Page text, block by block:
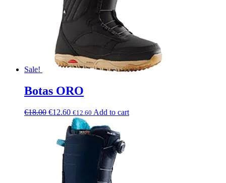
Sale!
Botas ORO
€18.00 €12.60 €12.60 Add to cart